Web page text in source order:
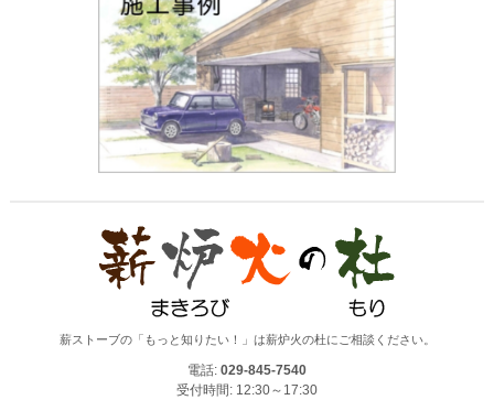
薪ストーブの「もっと知りたい！」は薪炉火の杜にご相談ください。
電話: 029-845-7540
受付時間: 12:30～17:30